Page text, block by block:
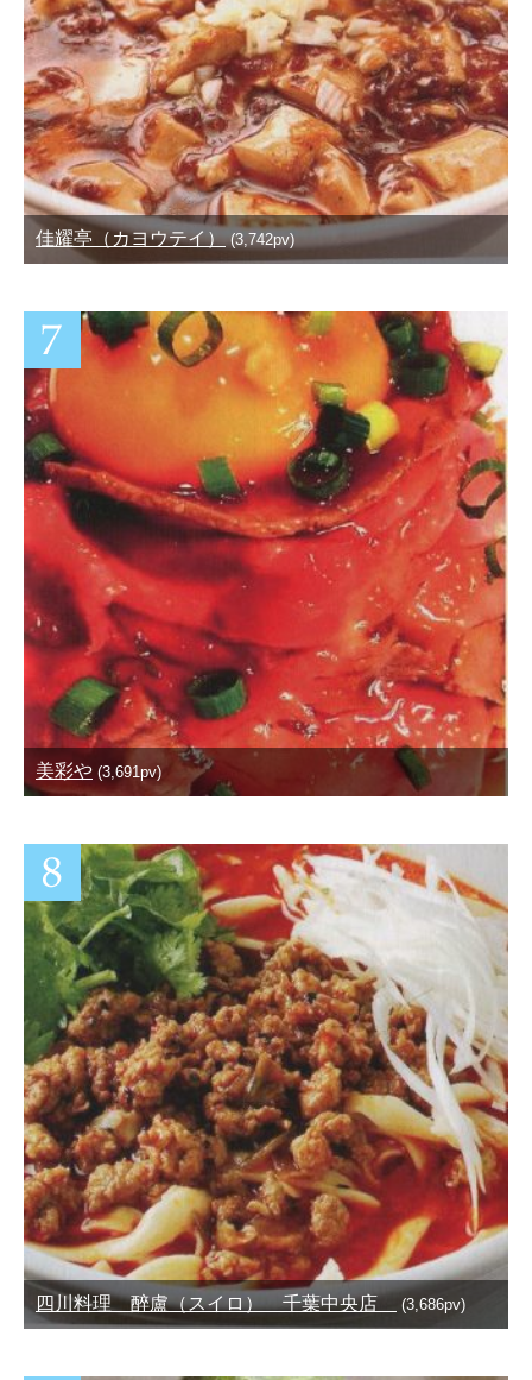
佳耀亭（カヨウテイ）(3,742pv)
美彩や (3,691pv)
四川料理 醉盧（スイロ） 千葉中央店 (3,686pv)